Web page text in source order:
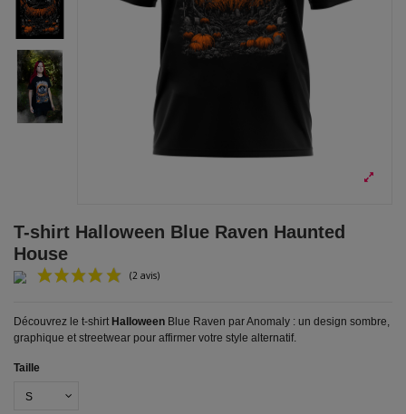
T-shirt Halloween Blue Raven Haunted
House
Découvrez le t-shirt Halloween Blue Raven par Anomaly : un design sombre,
graphique et streetwear pour affirmer votre style alternatif.
Taille